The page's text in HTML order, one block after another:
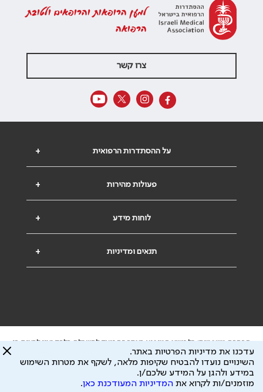
למען הרופאות והרופאים ולטובת
הרפואה
צרו קשר
+ על ההסתדרות הרפואית
+ פעולות מהירות
+ לוחות מידע
+ תנאים ומדיניות
הבהרה משפטית: כל נושא המופיע באתר זה נועד להשכלה בלבד ואין לראות בו
ייעוץ רפואי או משפטי. אין הר"י אחראית לתוכן המתפרסם באתר זה ולכל נזק
שעלול להיגרם.
ידוע לי שהר"י אוספת ושומרת מידע אישי לצורך מתן השרות וכי חלק ממנו עשוי
להיות מועבר לצדדים שלישיים, הכל בכפוף ל מדיניות הפרטיות
עדכנו את מדיניות הפרטיות באתר.
השינויים נועדו להבטיח שקיפות מלאה, לשקף את מטרות השימוש
במידע ולהגן על המידע שלכם/ן.
מוזמנים/ות לקרוא את המדיניות המעודכנת כאן.